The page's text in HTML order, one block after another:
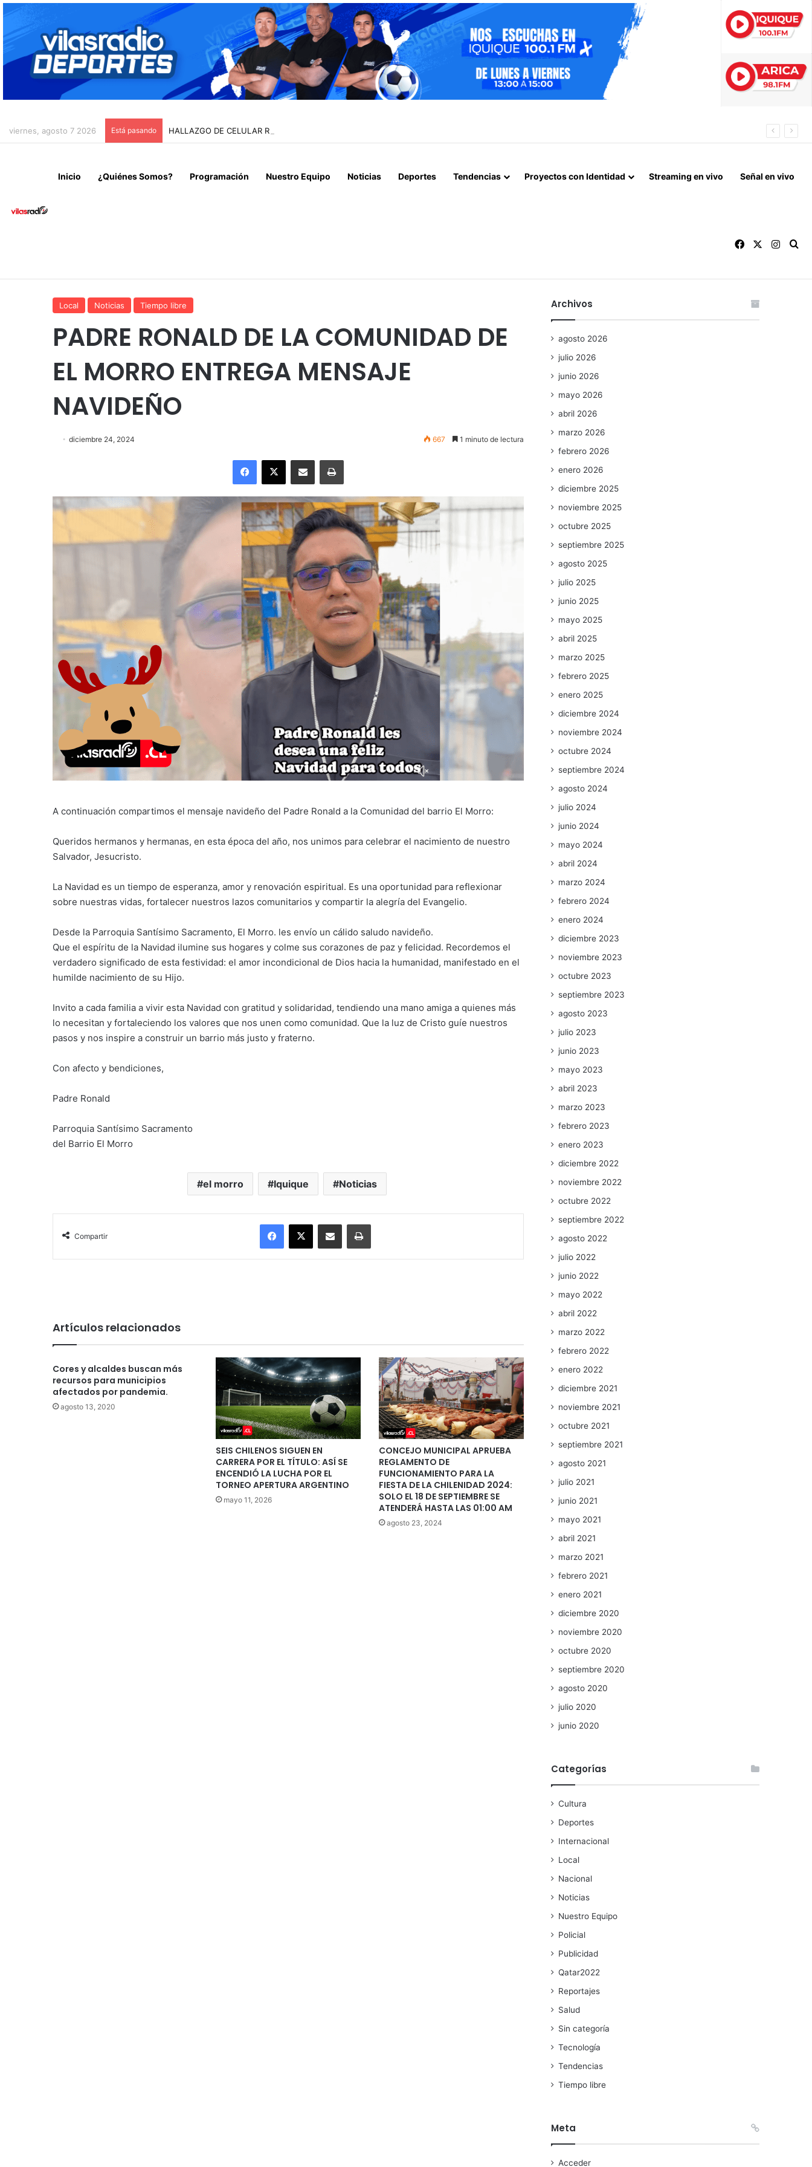
viernes, agosto 7 2026 Está pasando HALLAZGO DE CELULAR REVELA ABUSOS CONTRA MENOR Y TERMINA CON PROFESOR EN PRISIÓN PREVENTIVA
Inicio ¿Quiénes Somos? Programación Nuestro Equipo Noticias Deportes Tendencias Proyectos con Identidad Streaming en vivo Señal en vivo
Facebook
Local Noticias Tiempo libre
PADRE RONALD DE LA COMUNIDAD DE
EL MORRO ENTREGA MENSAJE
NAVIDEÑO
diciembre 24, 2024 667 1 minuto de lectura
Facebook
X Enviar vía email Imprimir
A continuación compartimos el mensaje navideño del Padre Ronald a la Comunidad del barrio El Morro:
Queridos hermanos y hermanas, en esta época del año, nos unimos para celebrar el nacimiento de nuestro
Salvador, Jesucristo.
La Navidad es un tiempo de esperanza, amor y renovación espiritual. Es una oportunidad para reflexionar
sobre nuestras vidas, fortalecer nuestros lazos comunitarios y compartir la alegría del Evangelio.
Desde la Parroquia Santísimo Sacramento, El Morro. les envío un cálido saludo navideño.
Que el espíritu de la Navidad ilumine sus hogares y colme sus corazones de paz y felicidad. Recordemos el
verdadero significado de esta festividad: el amor incondicional de Dios hacia la humanidad, manifestado en el
humilde nacimiento de su Hijo.
Invito a cada familia a vivir esta Navidad con gratitud y solidaridad, tendiendo una mano amiga a quienes más
lo necesitan y fortaleciendo los valores que nos unen como comunidad. Que la luz de Cristo guíe nuestros
pasos y nos inspire a construir un barrio más justo y fraterno.
Con afecto y bendiciones,
Padre Ronald
Parroquia Santísimo Sacramento
del Barrio El Morro
el morro Iquique Noticias
Compartir
Facebook
X Enviar vía email Imprimir
Artículos relacionados
Cores y alcaldes buscan más
recursos para municipios
afectados por pandemia.
agosto 13, 2020
SEIS CHILENOS SIGUEN EN
CARRERA POR EL TÍTULO: ASÍ SE
ENCENDIÓ LA LUCHA POR EL
TORNEO APERTURA ARGENTINO
mayo 11, 2026
CONCEJO MUNICIPAL APRUEBA
REGLAMENTO DE
FUNCIONAMIENTO PARA LA
FIESTA DE LA CHILENIDAD 2024:
SOLO EL 18 DE SEPTIEMBRE SE
ATENDERÁ HASTA LAS 01:00 AM
agosto 23, 2024
Archivos
agosto 2026
julio 2026
junio 2026
mayo 2026
abril 2026
marzo 2026
febrero 2026
enero 2026
diciembre 2025
noviembre 2025
octubre 2025
septiembre 2025
agosto 2025
julio 2025
junio 2025
mayo 2025
abril 2025
marzo 2025
febrero 2025
enero 2025
diciembre 2024
noviembre 2024
octubre 2024
septiembre 2024
agosto 2024
julio 2024
junio 2024
mayo 2024
abril 2024
marzo 2024
febrero 2024
enero 2024
diciembre 2023
noviembre 2023
octubre 2023
septiembre 2023
agosto 2023
julio 2023
junio 2023
mayo 2023
abril 2023
marzo 2023
febrero 2023
enero 2023
diciembre 2022
noviembre 2022
octubre 2022
septiembre 2022
agosto 2022
julio 2022
junio 2022
mayo 2022
abril 2022
marzo 2022
febrero 2022
enero 2022
diciembre 2021
noviembre 2021
octubre 2021
septiembre 2021
agosto 2021
julio 2021
junio 2021
mayo 2021
abril 2021
marzo 2021
febrero 2021
enero 2021
diciembre 2020
noviembre 2020
octubre 2020
septiembre 2020
agosto 2020
julio 2020
junio 2020
Categorías
Cultura
Deportes
Internacional
Local
Nacional
Noticias
Nuestro Equipo
Policial
Publicidad
Qatar2022
Reportajes
Salud
Sin categoría
Tecnología
Tendencias
Tiempo libre
Meta
Acceder